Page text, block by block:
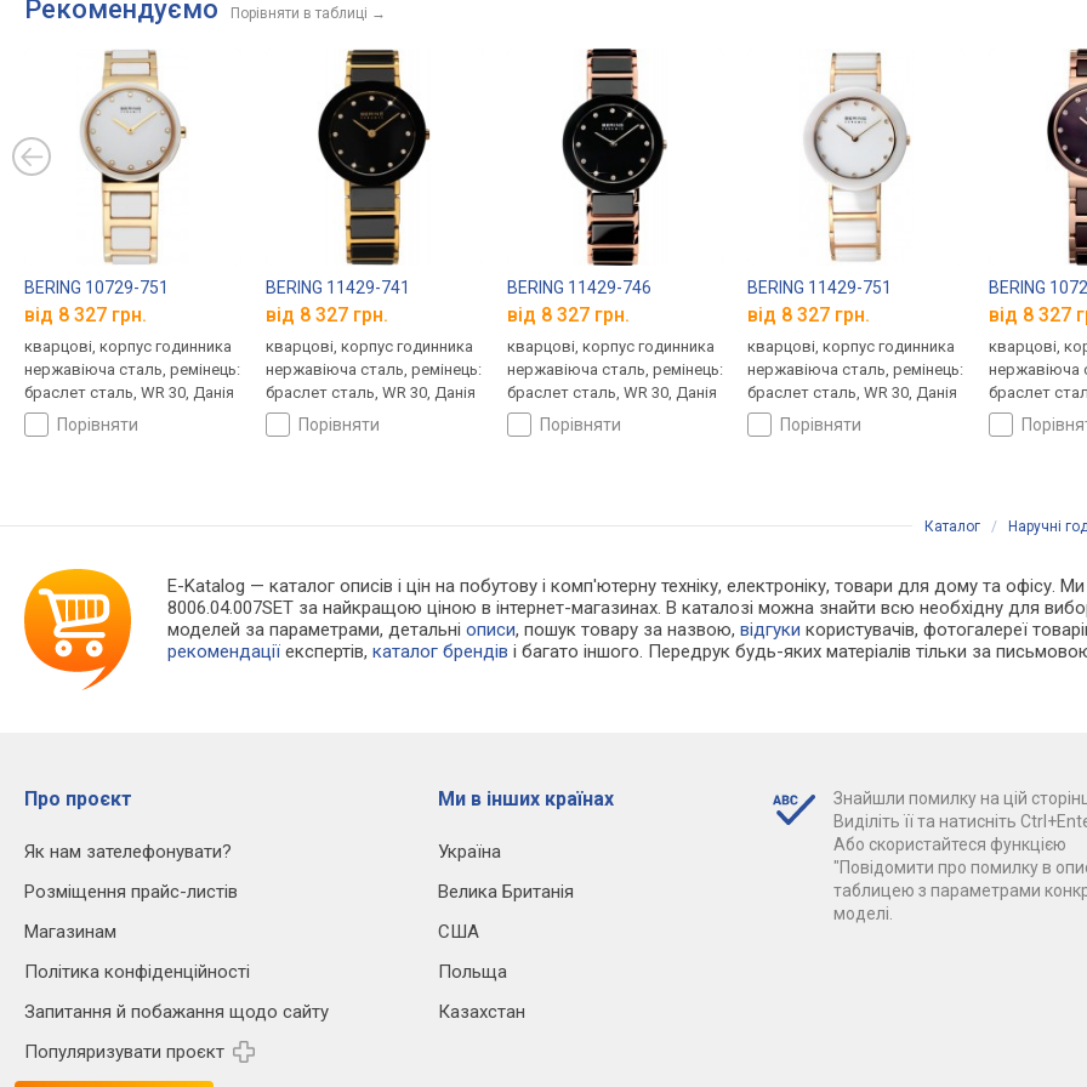
Рекомендуємо Порівняти в таблиці →
BERING 10729-751
від 8 327 грн.
кварцові, корпус годинника
нержавіюча сталь, ремінець:
браслет сталь, WR 30, Данія
порівняти
BERING 11429-741
від 8 327 грн.
кварцові, корпус годинника
нержавіюча сталь, ремінець:
браслет сталь, WR 30, Данія
порівняти
BERING 11429-746
від 8 327 грн.
кварцові, корпус годинника
нержавіюча сталь, ремінець:
браслет сталь, WR 30, Данія
порівняти
BERING 11429-751
від 8 327 грн.
кварцові, корпус годинника
нержавіюча сталь, ремінець:
браслет сталь, WR 30, Данія
порівняти
BERING
від 8 327
кварцові,
нержавіюча
браслет
Каталог / Наручні
E-Katalog — каталог описів і цін на побутову і комп'ютерну техніку, електроніку, товари для дому та офісу.
8006.04.007SET за найкращою ціною в інтернет-магазинах. В каталозі можна знайти всю необхідну для
моделей за параметрами, детальніописи, пошук товару за назвою,відгуки користувачів, фотогалереї
рекомендації експертів,каталог брендів і багато іншого. Передрук будь-яких матеріалів тільки за
Про проєкт
Як нам зателефонувати?
Розміщення прайс-листів
Магазинам
Політика конфіденційності
Запитання й побажання щодо сайту
Популяризувати проєкт
Ми в інших країнах
Україна
Велика Британія
США
Польща
Казахстан
Знайшли помилку на цій
Виділіть її та натисніть
Або скористайтеся функцією
"Повідомити про помилку в
таблицею з параметрами
моделі.